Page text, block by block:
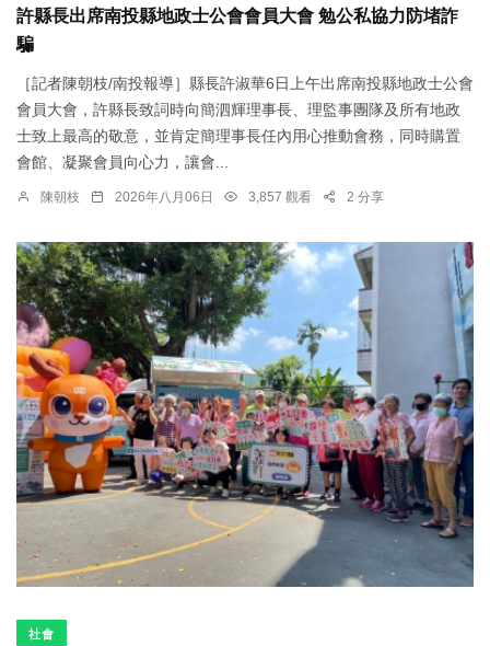
許縣長出席南投縣地政士公會會員大會 勉公私協力防堵詐
騙
［記者陳朝枝/南投報導］縣長許淑華6日上午出席南投縣地政士公會
會員大會，許縣長致詞時向簡泗輝理事長、理監事團隊及所有地政
士致上最高的敬意，並肯定簡理事長任內用心推動會務，同時購置
會館、凝聚會員向心力，讓會...
陳朝枝 2026年八月06日 3,857 觀看 2 分享
社會